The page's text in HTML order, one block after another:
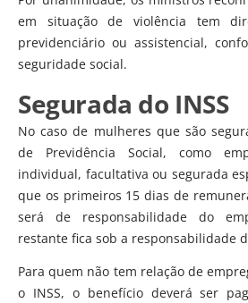
em situação de violência tem
previdenciário ou assistencial,
seguridade social.
Segurada do INSS
No caso de mulheres que são
de Previdência Social, como
individual, facultativa ou segurada
que os primeiros 15 dias de
será de responsabilidade do
restante fica sob a responsabilidade
Para quem não tem relação de
o INSS, o benefício deverá ser